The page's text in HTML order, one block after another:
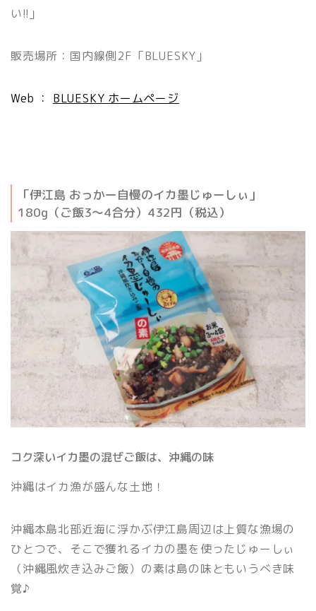
い!!」
販売場所：国内線側2F「BLUESKY」
Web ： BLUESKY ホームページ
「伊江島 おっかー自慢のイカ墨じゅーしぃ」
180g（ご飯3～4合分）432円（税込）
コク深いイカ墨の混ぜご飯は、沖縄の味
沖縄はイカ漁が盛んな土地！
沖縄本島北部近海に浮かぶ伊江島周辺は上質な漁場の
ひとつで、そこで獲れるイカの墨を使ったじゅーしぃ
（沖縄風炊き込みご飯）の素は島の味ともいうべき味
覚♪